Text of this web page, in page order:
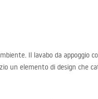
Il lavabo da
un elemento di design